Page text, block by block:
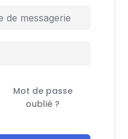
Mot de passe
oublié ?